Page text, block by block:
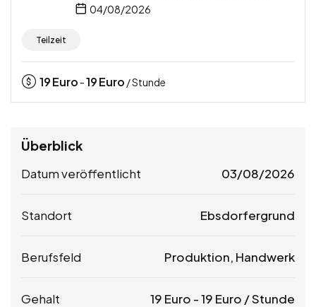
04/08/2026
Teilzeit
19Euro -19Euro / Stunde
Überblick
Datum veröffentlicht 03/08/2026
Standort Ebsdorfergrund
Berufsfeld Produktion, Handwerk
Gehalt 19 Euro -19 Euro / Stunde